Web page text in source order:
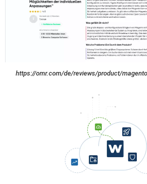
https://omr.com/de/reviews/product/